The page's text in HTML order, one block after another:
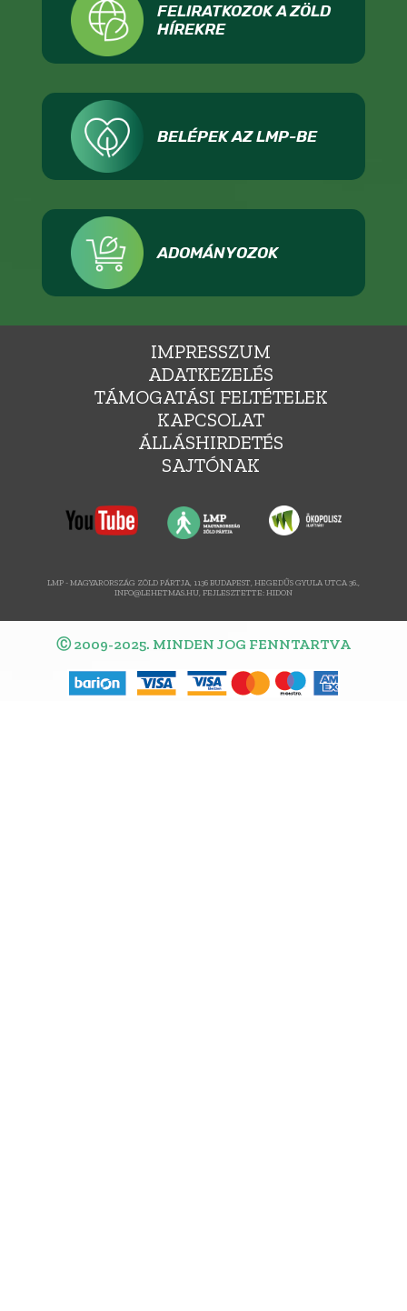
FELIRATKOZOK A ZÖLD
HÍREKRE
BELÉPEK AZ LMP-BE
ADOMÁNYOZOK
IMPRESSZUM
ADATKEZELÉS
TÁMOGATÁSI FELTÉTELEK
KAPCSOLAT
ÁLLÁSHIRDETÉS
SAJTÓNAK
LMP - MAGYARORSZÁG ZÖLD PÁRTJA, 1136 BUDAPEST, HEGEDŰS GYULA UTCA 36.,
INFO@LEHETMAS.HU, FEJLESZTETTE:HIDON
Ⓒ 2009-2025. MINDEN JOG FENNTARTVA